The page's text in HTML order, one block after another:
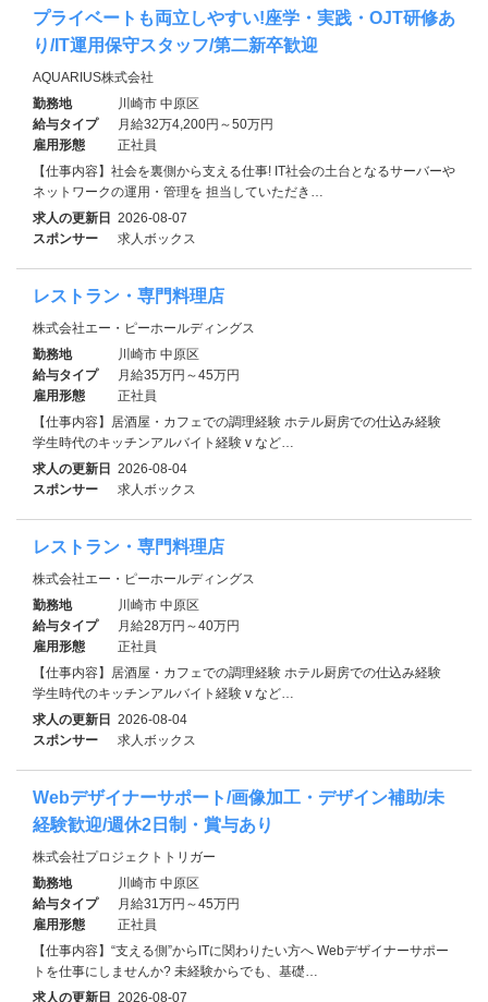
プライベートも両立しやすい!座学・実践・OJT研修あ
り/IT運用保守スタッフ/第二新卒歓迎
AQUARIUS株式会社
勤務地
川崎市 中原区
給与タイプ
月給32万4,200円～50万円
雇用形態
正社員
【仕事内容】社会を裏側から支える仕事! IT社会の土台となるサーバーや
ネットワークの運用・管理を 担当していただき…
求人の更新日 2026-08-07
スポンサー
求人ボックス
レストラン・専門料理店
株式会社エー・ピーホールディングス
勤務地
川崎市 中原区
給与タイプ
月給35万円～45万円
雇用形態
正社員
【仕事内容】居酒屋・カフェでの調理経験 ホテル厨房での仕込み経験
学生時代のキッチンアルバイト経験 v など…
求人の更新日 2026-08-04
スポンサー
求人ボックス
レストラン・専門料理店
株式会社エー・ピーホールディングス
勤務地
川崎市 中原区
給与タイプ
月給28万円～40万円
雇用形態
正社員
【仕事内容】居酒屋・カフェでの調理経験 ホテル厨房での仕込み経験
学生時代のキッチンアルバイト経験 v など…
求人の更新日 2026-08-04
スポンサー
求人ボックス
Webデザイナーサポート/画像加工・デザイン補助/未
経験歓迎/週休2日制・賞与あり
株式会社プロジェクトトリガー
勤務地
川崎市 中原区
給与タイプ
月給31万円～45万円
雇用形態
正社員
【仕事内容】“支える側”からITに関わりたい方へ Webデザイナーサポー
トを仕事にしませんか? 未経験からでも、基礎…
求人の更新日 2026-08-07